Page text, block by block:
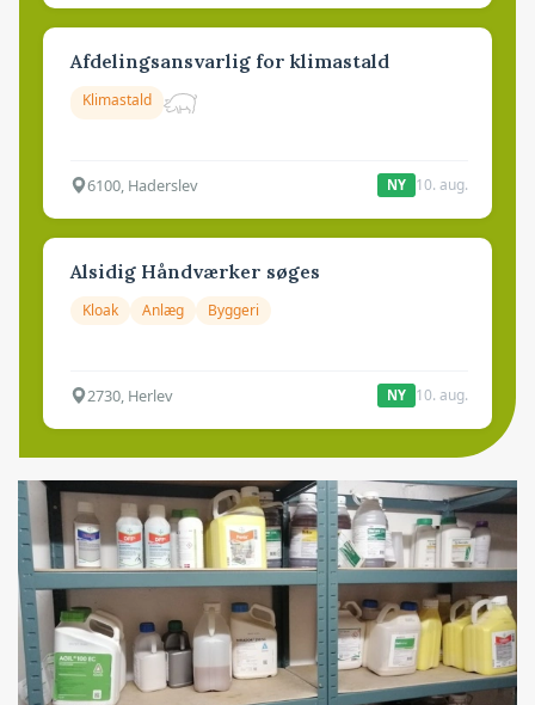
Afdelingsansvarlig for klimastald
Klimastald
6100, Haderslev NY 10. aug.
Alsidig Håndværker søges
Kloak Anlæg Byggeri
2730, Herlev NY 10. aug.